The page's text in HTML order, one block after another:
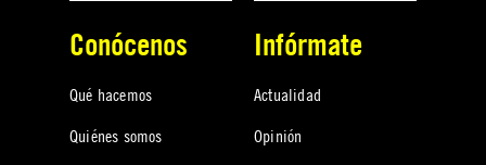
Conócenos
Qué hacemos
Quiénes somos
Infórmate
Actualidad
Opinión